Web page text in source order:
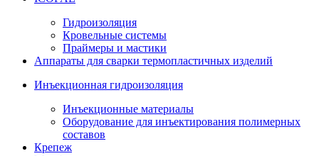
Гидроизоляция
Кровельные системы
Праймеры и мастики
Аппараты для сварки термопластичных изделий
Инъекционная гидроизоляция
Инъекционные материалы
Оборудование для инъектирования полимерных
составов
Крепеж